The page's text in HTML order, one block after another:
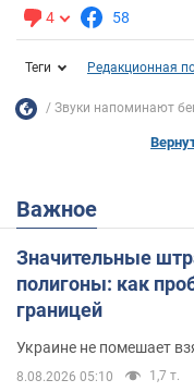
4 58
Теги Редакционная
Звуки напоминают
Важное
Значительные
полигоны: как
границей
Украине не помешает
8.08.2026 05:10 1,7 т.